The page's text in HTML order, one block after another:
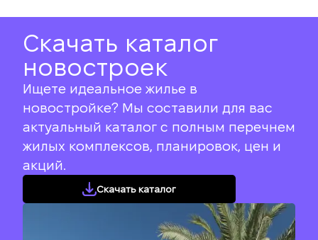
Скачать каталог
новостроек
Ищете идеальное жилье в
новостройке? Мы составили для вас
актуальный каталог с полным перечнем
жилых комплексов, планировок, цен и
акций.
Скачать каталог